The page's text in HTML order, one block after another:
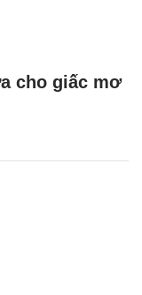
cho giấc mơ